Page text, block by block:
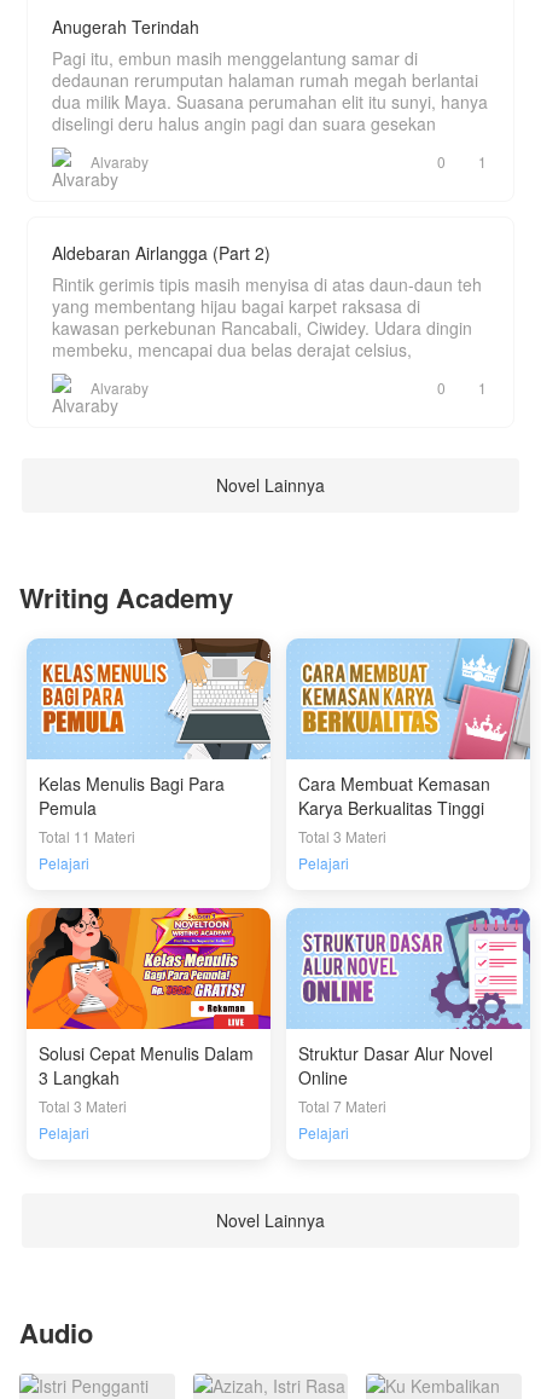
Anugerah Terindah
Pagi itu, embun masih menggelantung samar di
dedaunan rerumputan halaman rumah megah berlantai
dua milik Maya. Suasana perumahan elit itu sunyi, hanya
diselingi deru halus angin pagi dan suara gesekan
Alvaraby 0 1
Aldebaran Airlangga (Part 2)
Rintik gerimis tipis masih menyisa di atas daun-daun teh
yang membentang hijau bagai karpet raksasa di
kawasan perkebunan Rancabali, Ciwidey. Udara dingin
membeku, mencapai dua belas derajat celsius,
Alvaraby 0 1
Novel Lainnya
Writing Academy
Kelas Menulis Bagi Para
Pemula
Total 11 Materi
Pelajari
Cara Membuat Kemasan
Karya Berkualitas Tinggi
Total 3 Materi
Pelajari
Solusi Cepat Menulis Dalam
3 Langkah
Total 3 Materi
Pelajari
Struktur Dasar Alur Novel
Online
Total 7 Materi
Pelajari
Novel Lainnya
Audio